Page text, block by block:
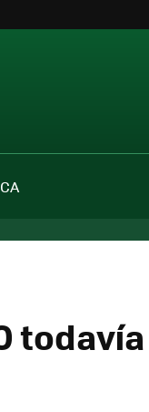
todavía